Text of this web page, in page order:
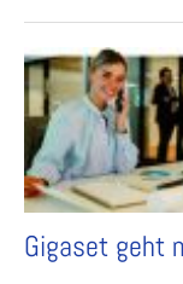
Gigaset geht